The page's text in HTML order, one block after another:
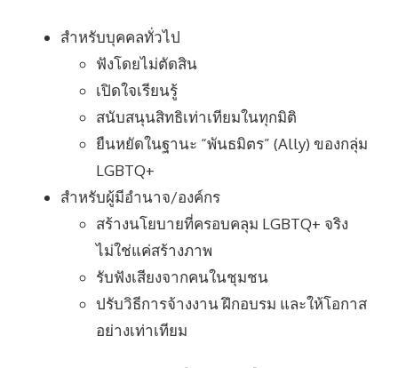
สำหรับบุคคลทั่วไป
ฟังโดยไม่ตัดสิน
เปิดใจเรียนรู้
สนับสนุนสิทธิเท่าเทียมในทุกมิติ
ยืนหยัดในฐานะ “พันธมิตร” (Ally) ของกลุ่ม
LGBTQ+
สำหรับผู้มีอำนาจ/องค์กร
สร้างนโยบายที่ครอบคลุม LGBTQ+ จริง
ไม่ใช่แค่สร้างภาพ
รับฟังเสียงจากคนในชุมชน
ปรับวิธีการจ้างงาน ฝึกอบรม และให้โอกาส
อย่างเท่าเทียม